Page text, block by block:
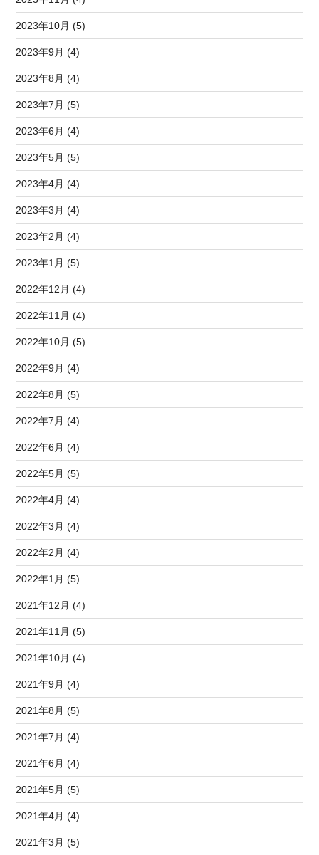
2023年10月 (5)
2023年9月 (4)
2023年8月 (4)
2023年7月 (5)
2023年6月 (4)
2023年5月 (5)
2023年4月 (4)
2023年3月 (4)
2023年2月 (4)
2023年1月 (5)
2022年12月 (4)
2022年11月 (4)
2022年10月 (5)
2022年9月 (4)
2022年8月 (5)
2022年7月 (4)
2022年6月 (4)
2022年5月 (5)
2022年4月 (4)
2022年3月 (4)
2022年2月 (4)
2022年1月 (5)
2021年12月 (4)
2021年11月 (5)
2021年10月 (4)
2021年9月 (4)
2021年8月 (5)
2021年7月 (4)
2021年6月 (4)
2021年5月 (5)
2021年4月 (4)
2021年3月 (5)